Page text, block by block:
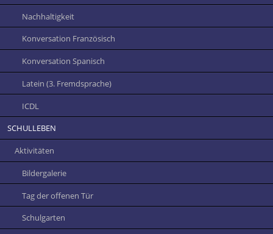
Nachhaltigkeit
Konversation Französisch
Konversation Spanisch
Latein (3. Fremdsprache)
ICDL
SCHULLEBEN
Aktivitäten
Bildergalerie
Tag der offenen Tür
Schulgarten